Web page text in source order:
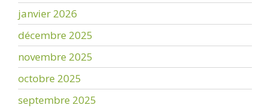
janvier 2026
décembre 2025
novembre 2025
octobre 2025
septembre 2025